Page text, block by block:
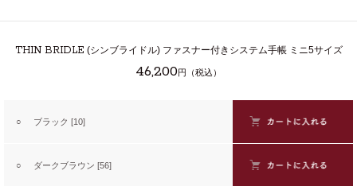
THIN BRIDLE (シンブライドル) ファスナー付きシステム手帳 ミニ5サイズ
46,200円（税込）
○ ブラック [10]
○ ダークブラウン [56]